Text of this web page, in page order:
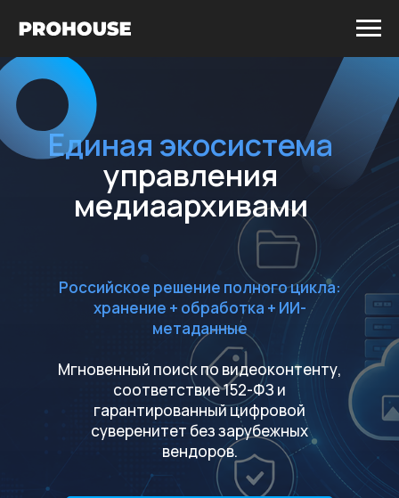
Единая экосистема
управления
медиаархивами
Российское решение полного цикла:
хранение + обработка + ИИ-
метаданные
Мгновенный поиск по видеоконтенту,
соответствие 152-ФЗ и
гарантированный цифровой
суверенитет без зарубежных
вендоров.